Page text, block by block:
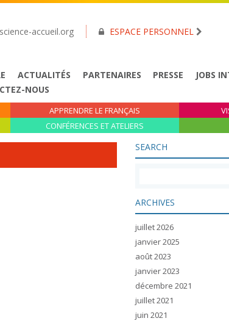
accueil.org ESPACE PERSONNEL
ACTUALITÉS PARTENAIRES PRESSE
JOBS
NOUS
APPRENDRE LE FRANÇAIS
CONFÉRENCES ET ATELIERS
SEARCH
ARCHIVES
juillet 2026
janvier 2025
août 2023
janvier 2023
décembre 2021
juillet 2021
juin 2021